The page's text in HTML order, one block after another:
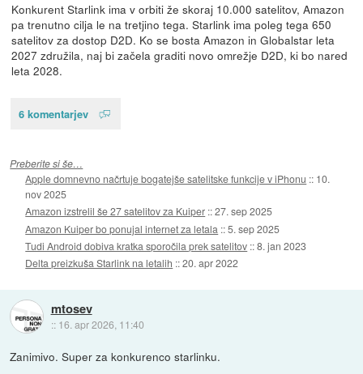
Konkurent Starlink ima v orbiti že skoraj 10.000 satelitov, Amazon
pa trenutno cilja le na tretjino tega. Starlink ima poleg tega 650
satelitov za dostop D2D. Ko se bosta Amazon in Globalstar leta
2027 združila, naj bi začela graditi novo omrežje D2D, ki bo nared
leta 2028.
6 komentarjev
Preberite si še…
Apple domnevno načrtuje bogatejše satelitske funkcije v iPhonu :: 10.
nov 2025
Amazon izstrelil še 27 satelitov za Kuiper ::27. sep 2025
Amazon Kuiper bo ponujal internet za letala ::5. sep 2025
Tudi Android dobiva kratka sporočila prek satelitov ::8. jan 2023
Delta preizkuša Starlink na letalih ::20. apr 2022
mtosev
:: 16. apr 2026, 11:40
Zanimivo. Super za konkurenco starlinku.